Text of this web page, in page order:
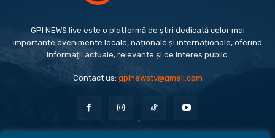
GPI NEWS.live este o platformă de știri dedicată celor mai
importante evenimente locale, naționale și internaționale, oferind
informații actuale, relevante și de interes public.
Contact us:gpinewstv@gmail.com